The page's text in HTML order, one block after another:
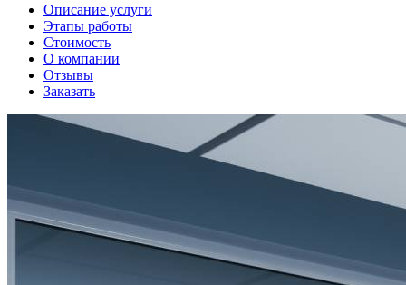
Описание услуги
Этапы работы
Стоимость
О компании
Отзывы
Заказать